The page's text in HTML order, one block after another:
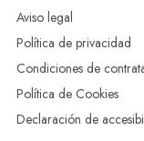
Aviso legal
Política de privacidad
Condiciones de
Política de Cookies
Declaración de